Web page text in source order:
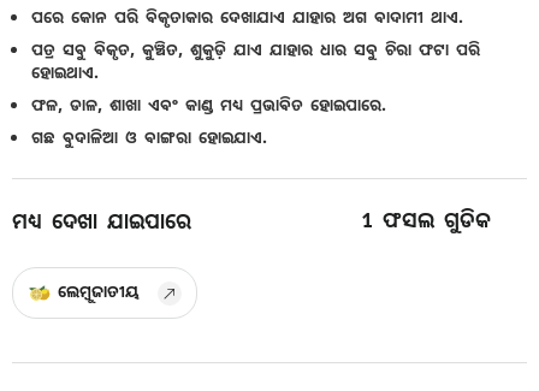
ପରେ କୋନ ପରି ବିକୃତାକାର ଦେଖାଯାଏ ଯାହାର ଅଗ ବାଦାମୀ ଥାଏ.
ପତ୍ର ସବୁ ବିକୃତ, କୁଞ୍ଚିତ, ଶୁକୁଡ଼ି ଯାଏ ଯାହାର ଧାର ସବୁ ଚିରା ଫଟା ପରି
ହୋଇଥାଏ.
ଫଳ, ଡାଳ, ଶାଖା ଏବଂ କାଣ୍ଡ ମଧ୍ୟ ପ୍ରଭାବିତ ହୋଇପାରେ.
ଗଛ ବୁଦାଳିଆ ଓ ବାଙ୍ଗରା ହୋଇଯାଏ.
ମଧ୍ୟ ଦେଖା ଯାଇପାରେ 1 ଫସଲ ଗୁଡିକ
ଲେମ୍ବୁଜାତୀୟ